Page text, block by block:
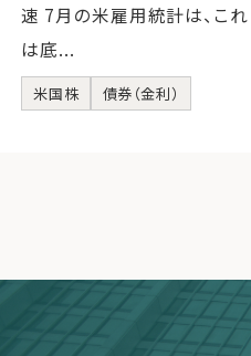
速 7月の米雇用統計は、こ
は底...
米国株 債券（金利）